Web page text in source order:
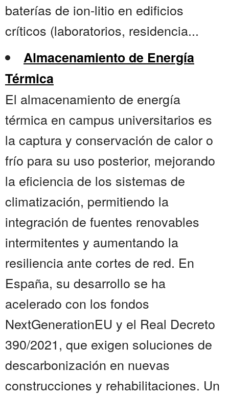
baterías de ion-litio en edificios
críticos (laboratorios, residencia...
Almacenamiento de Energía
Térmica
El almacenamiento de energía
térmica en campus universitarios es
la captura y conservación de calor o
frío para su uso posterior, mejorando
la eficiencia de los sistemas de
climatización, permitiendo la
integración de fuentes renovables
intermitentes y aumentando la
resiliencia ante cortes de red. En
España, su desarrollo se ha
acelerado con los fondos
NextGenerationEU y el Real Decreto
390/2021, que exigen soluciones de
descarbonización en nuevas
construcciones y rehabilitaciones. Un